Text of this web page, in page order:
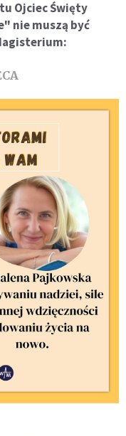
Ojciec Święty
nie muszą być